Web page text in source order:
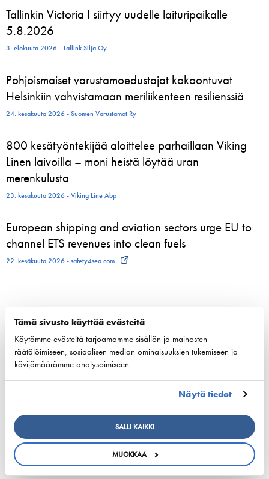
Tämä sivusto käyttää evästeitä
Käytämme evästeitä tarjoamamme sisällön ja mainosten
räätälöimiseen, sosiaalisen median ominaisuuksien tukemiseen ja
kävijämäärämme analysoimiseen
Näytä tiedot
SALLI KAIKKI
MUOKKAA
Tallinkin Victoria I siirtyy uudelle laituripaikalle
5.8.2026
3. elokuuta 2026 - Tallink Silja Oy
Pohjoismaiset varustamoedustajat kokoontuvat
Helsinkiin vahvistamaan meriliikenteen resilienssiä
24. kesäkuuta 2026 - Suomen Varustamot Ry
800 kesätyöntekijää aloittelee parhaillaan Viking
Linen laivoilla – moni heistä löytää uran
merenkulusta
23. kesäkuuta 2026 - Viking Line Abp
European shipping and aviation sectors urge EU to
channel ETS revenues into clean fuels
22. kesäkuuta 2026 - safety4sea.com
Kilpailukyky
Kansallinen merenkulku­politiikka
EU:n merenkulku­politiikka
Merenkulun avainluvut
Varustamot panostavat uuteen teknologiaan ja
ympäristöystävällisiin ratkaisuihin uusissa aluksissa
Turvallisuus